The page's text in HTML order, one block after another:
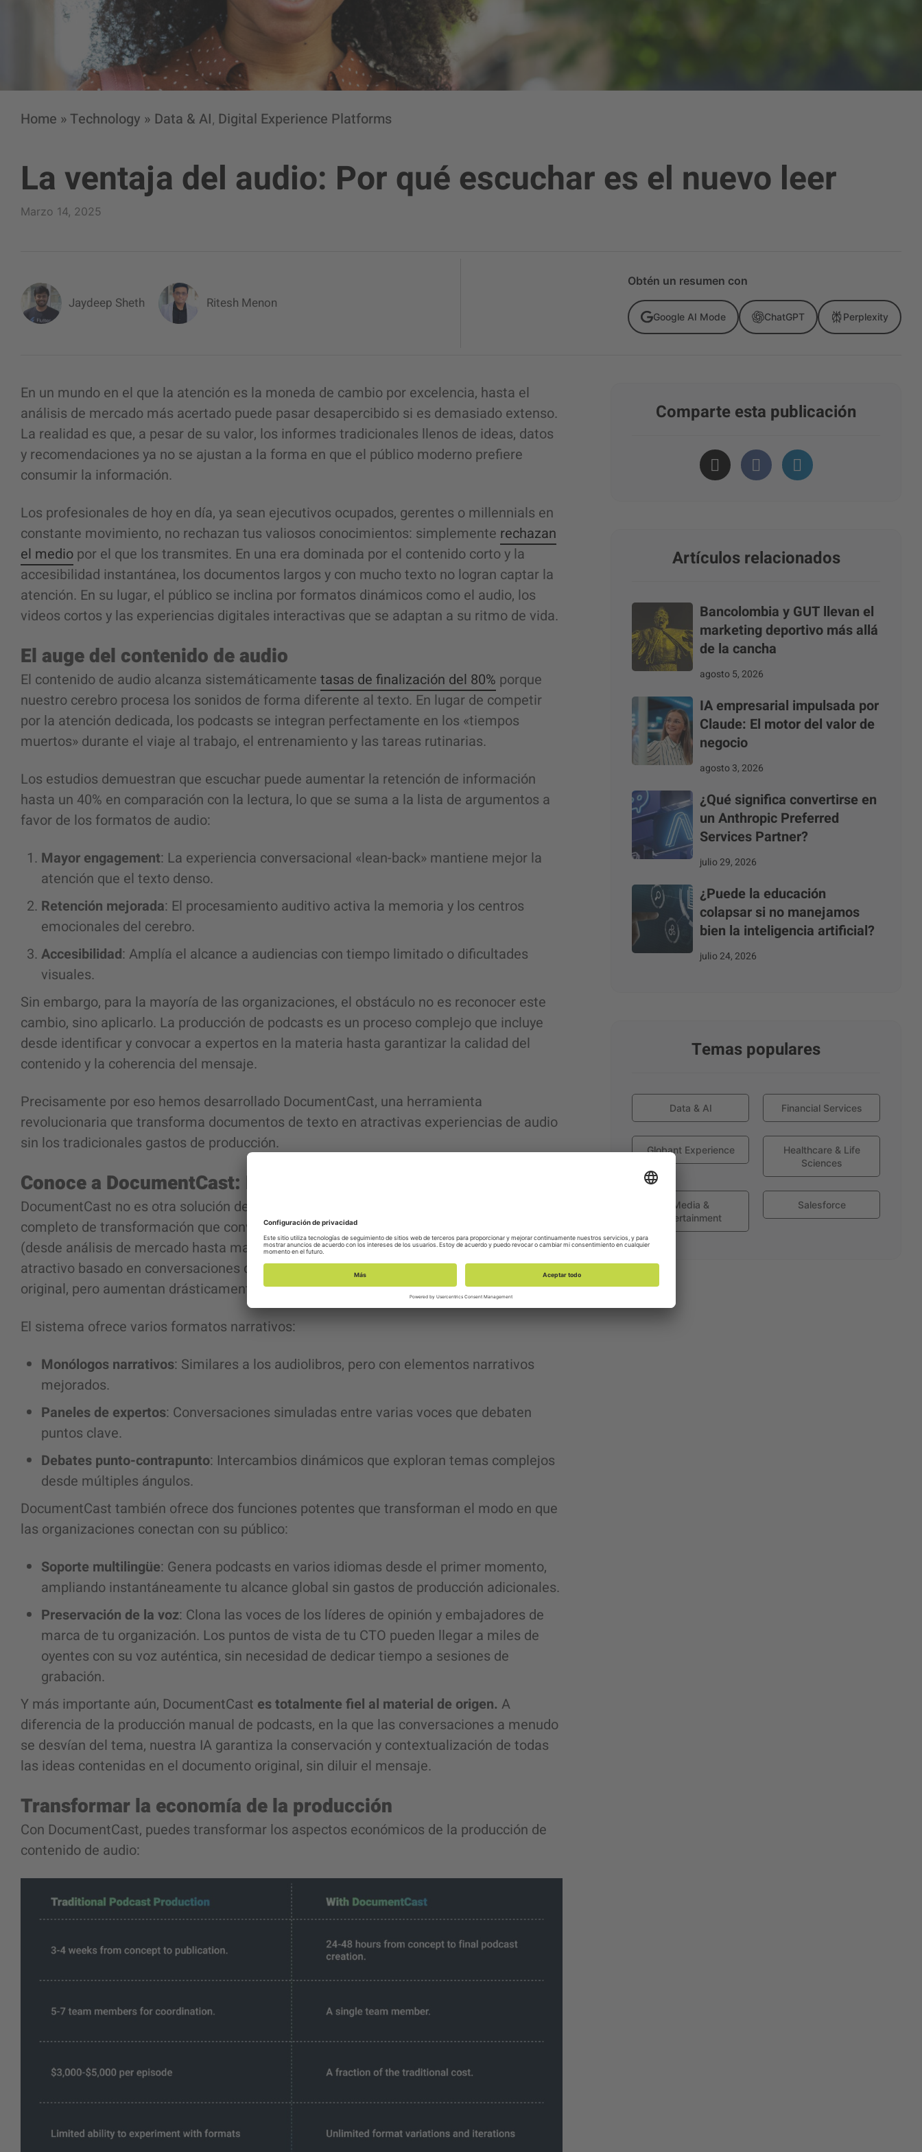
Home »Technology » Data & AI , Digital Experience Platforms
La ventaja del audio: Por qué escuchar es el nuevo leer
Marzo 14, 2025
Jaydeep Sheth Ritesh Menon
Obtén un resumen con
Google AI Mode ChatGPT Perplexity
En un mundo en el que la atención es la moneda de cambio por excelencia, hasta el
análisis de mercado más acertado puede pasar desapercibido si es demasiado extenso.
La realidad es que, a pesar de su valor, los informes tradicionales llenos de ideas, datos
y recomendaciones ya no se ajustan a la forma en que el público moderno prefiere
consumir la información.
Los profesionales de hoy en día, ya sean ejecutivos ocupados, gerentes o millennials en
constante movimiento, no rechazan tus valiosos conocimientos: simplemente rechazan
el medio por el que los transmites. En una era dominada por el contenido corto y la
accesibilidad instantánea, los documentos largos y con mucho texto no logran captar la
atención. En su lugar, el público se inclina por formatos dinámicos como el audio, los
videos cortos y las experiencias digitales interactivas que se adaptan a su ritmo de vida.
El auge del contenido de audio
El contenido de audio alcanza sistemáticamente tasas de finalización del 80% porque
nuestro cerebro procesa los sonidos de forma diferente al texto. En lugar de competir
por la atención dedicada, los podcasts se integran perfectamente en los «tiempos
muertos» durante el viaje al trabajo, el entrenamiento y las tareas rutinarias.
Los estudios demuestran que escuchar puede aumentar la retención de información
hasta un 40% en comparación con la lectura, lo que se suma a la lista de argumentos a
favor de los formatos de audio:
Mayor engagement: La experiencia conversacional «lean-back» mantiene mejor la
atención que el texto denso.
Retención mejorada: El procesamiento auditivo activa la memoria y los centros
emocionales del cerebro.
Accesibilidad: Amplía el alcance a audiencias con tiempo limitado o dificultades
visuales.
Sin embargo, para la mayoría de las organizaciones, el obstáculo no es reconocer este
cambio, sino aplicarlo. La producción de podcasts es un proceso complejo que incluye
desde identificar y convocar a expertos en la materia hasta garantizar la calidad del
contenido y la coherencia del mensaje.
Precisamente por eso hemos desarrollado DocumentCast, una herramienta
revolucionaria que transforma documentos de texto en atractivas experiencias de audio
sin los tradicionales gastos de producción.
Conoce a DocumentCast: Del texto estático al audio dinámico
DocumentCast no es otra solución de conversión de texto a voz. Se trata de un sistema
completo de transformación que convierte tus documentos empresariales existentes
(desde análisis de mercado hasta materiales de capacitación) en contenido de audio
atractivo basado en conversaciones que conservan toda la inteligencia del material
original, pero aumentan drásticamente su accesibilidad.
El sistema ofrece varios formatos narrativos:
Monólogos narrativos: Similares a los audiolibros, pero con elementos narrativos
mejorados.
Paneles de expertos: Conversaciones simuladas entre varias voces que debaten
puntos clave.
Debates punto-contrapunto: Intercambios dinámicos que exploran temas complejos
desde múltiples ángulos.
DocumentCast también ofrece dos funciones potentes que transforman el modo en que
las organizaciones conectan con su público:
Soporte multilingüe: Genera podcasts en varios idiomas desde el primer momento,
ampliando instantáneamente tu alcance global sin gastos de producción adicionales.
Preservación de la voz: Clona las voces de los líderes de opinión y embajadores de
marca de tu organización. Los puntos de vista de tu CTO pueden llegar a miles de
oyentes con su voz auténtica, sin necesidad de dedicar tiempo a sesiones de
grabación.
Y más importante aún, DocumentCast es totalmente fiel al material de origen. A
diferencia de la producción manual de podcasts, en la que las conversaciones a menudo
se desvían del tema, nuestra IA garantiza la conservación y contextualización de todas
las ideas contenidas en el documento original, sin diluir el mensaje.
Transformar la economía de la producción
Con DocumentCast, puedes transformar los aspectos económicos de la producción de
contenido de audio:
Comparte esta publicación
Artículos relacionados
Bancolombia y GUT llevan el
marketing deportivo más allá
de la cancha
agosto 5, 2026
IA empresarial impulsada por
Claude: El motor del valor de
negocio
agosto 3, 2026
¿Qué significa convertirse en
un Anthropic Preferred
Services Partner?
julio 29, 2026
¿Puede la educación
colapsar si no manejamos
bien la inteligencia artificial?
julio 24, 2026
Temas populares
Data & AI Financial Services
Globant Experience
Healthcare & Life
Sciences
Media &
Entertainment
Salesforce